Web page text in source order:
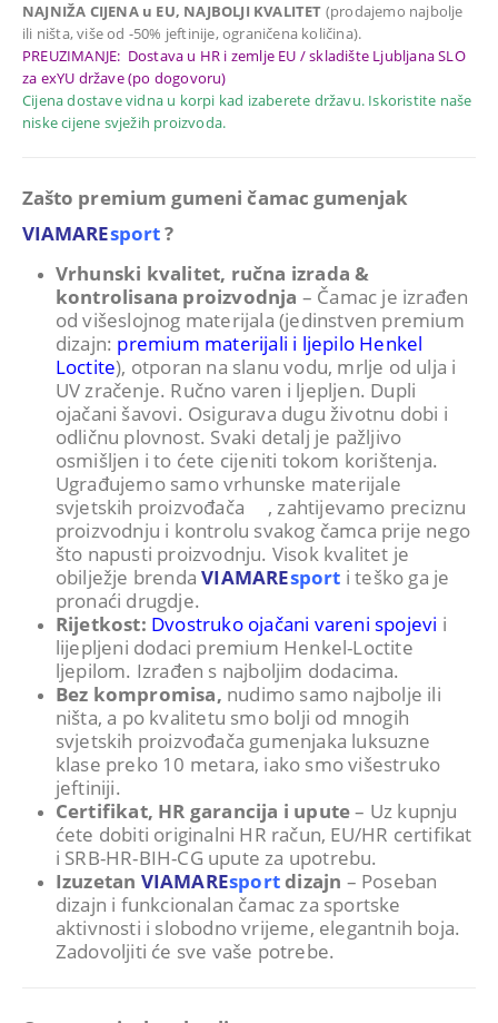
NAJNIŽA CIJENA u EU, NAJBOLJI KVALITET (prodajemo najbolje
ili ništa, više od -50% jeftinije, ograničena količina).
PREUZIMANJE: Dostava u HR i zemlje EU / skladište Ljubljana SLO
za exYU države (po dogovoru)
Cijena dostave vidna u korpi kad izaberete državu. Iskoristite naše
niske cijene svježih proizvoda.
Zašto premium gumeni čamac gumenjak
VIAMAREsport?
Vrhunski kvalitet, ručna izrada &
kontrolisana proizvodnja – Čamac je izrađen
od višeslojnog materijala (jedinstven premium
dizajn: premium materijali i ljepilo Henkel
Loctite), otporan na slanu vodu, mrlje od ulja i
UV zračenje. Ručno varen i ljepljen. Dupli
ojačani šavovi. Osigurava dugu životnu dobi i
odličnu plovnost. Svaki detalj je pažljivo
osmišljen i to ćete cijeniti tokom korištenja.
Ugrađujemo samo vrhunske materijale
svjetskih proizvođača
, zahtijevamo preciznu
proizvodnju i kontrolu svakog čamca prije nego
što napusti proizvodnju. Visok kvalitet je
obilježje brendaVIAMAREsport i teško ga je
pronaći drugdje.
Rijetkost: Dvostruko ojačani vareni spojevi i
lijepljeni dodaci premium Henkel-Loctite
ljepilom. Izrađen s najboljim dodacima.
Bez kompromisa, nudimo samo najbolje ili
ništa, a po kvalitetu smo bolji od mnogih
svjetskih proizvođača gumenjaka luksuzne
klase preko 10 metara, iako smo višestruko
jeftiniji.
Certifikat, HR garancija i upute– Uz kupnju
ćete dobiti originalni HR račun, EU/HR certifikat
i SRB-HR-BIH-CG upute za upotrebu.
Izuzetan VIAMAREsportdizajn – Poseban
dizajn i funkcionalan čamac za sportske
aktivnosti i slobodno vrijeme, elegantnih boja.
Zadovoljiti će sve vaše potrebe.